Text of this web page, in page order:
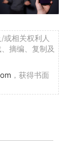
相关权利人
摘编、复制及
，获得书面